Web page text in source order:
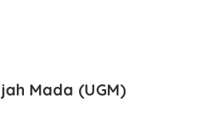
Mada (UGM)